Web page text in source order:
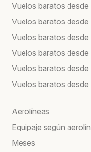
Vuelos baratos desde
Vuelos baratos
Vuelos baratos
Vuelos baratos
Vuelos baratos desde
Vuelos baratos desde
Aerolíneas
Equipaje según
Meses